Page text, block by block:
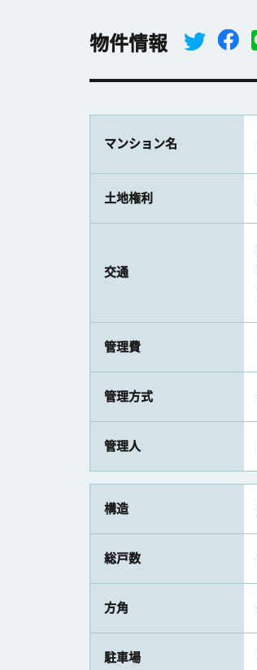
物件情報
マンション名
土地権利
交通
管理費
管理方式
管理人
構造
総戸数
方角
駐車場